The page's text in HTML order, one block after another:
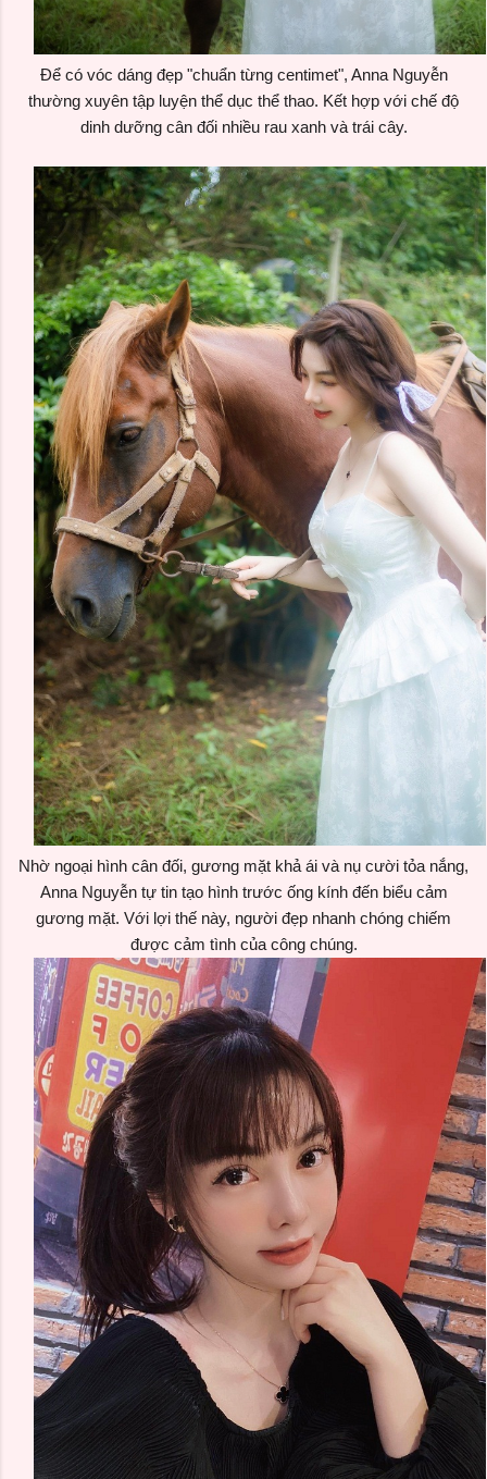
Để có vóc dáng đẹp "chuẩn từng centimet", Anna Nguyễn
thường xuyên tập luyện thể dục thể thao. Kết hợp với chế độ
dinh dưỡng cân đối nhiều rau xanh và trái cây.
Nhờ ngoại hình cân đối, gương mặt khả ái và nụ cười tỏa nắng,
Anna Nguyễn tự tin tạo hình trước ống kính đến biểu cảm
gương mặt. Với lợi thế này, người đẹp nhanh chóng chiếm
được cảm tình của công chúng.